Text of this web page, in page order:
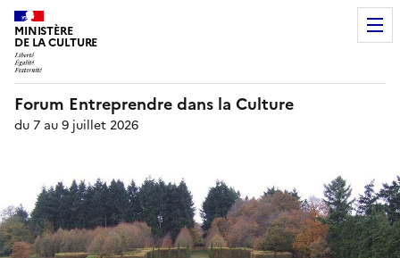
MINISTÈRE
DE LA CULTURE
Forum Entreprendre dans la Culture
du 7 au 9 juillet 2026